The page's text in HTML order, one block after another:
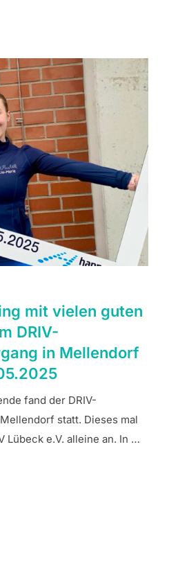
mit vielen guten
DRIV-
in Mellendorf
fand der DRIV-
statt. Dieses mal
Lübeck e.V. alleine an. In …